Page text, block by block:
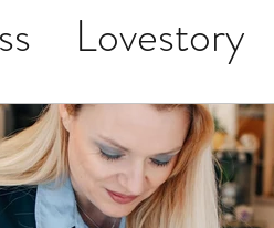
Lovestory
Babybauch